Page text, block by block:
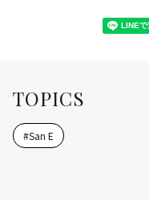
TOPICS
#San E